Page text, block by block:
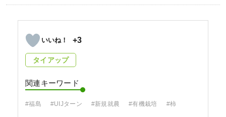
+3
タイアップ
関連キーワード
#福島 #UIJターン #新規就農 #有機栽培 #柿